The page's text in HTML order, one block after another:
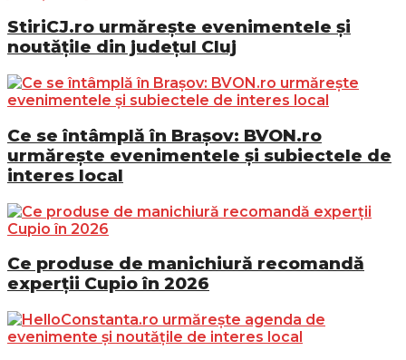
StiriCJ.ro urmărește evenimentele și
noutățile din județul Cluj
Ce se întâmplă în Brașov: BVON.ro
urmărește evenimentele și subiectele de
interes local
Ce produse de manichiură recomandă
experții Cupio în 2026